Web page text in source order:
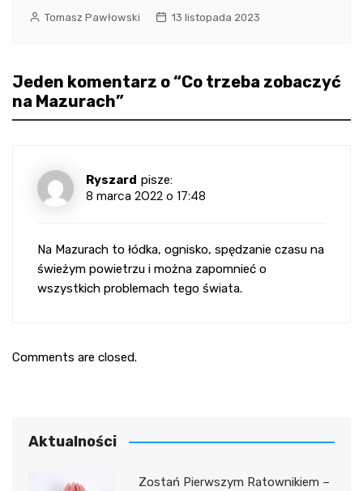
Tomasz Pawłowski 13 listopada 2023
Jeden komentarz o “Co trzeba zobaczyć
na Mazurach”
Ryszard pisze:
8 marca 2022 o 17:48
Na Mazurach to łódka, ognisko, spędzanie czasu na
świeżym powietrzu i można zapomnieć o
wszystkich problemach tego świata.
Comments are closed.
Aktualności
Zostań Pierwszym Ratownikiem –